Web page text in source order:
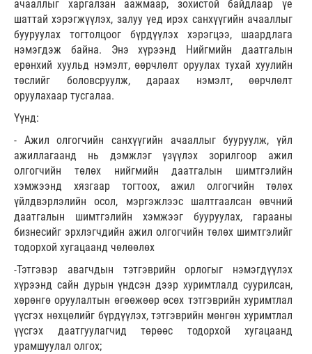
ачааллыг харгалзан аажмаар, зохистой байдлаар үе
шаттай хэрэгжүүлэх, залуу үед ирэх санхүүгийн ачааллыг
бууруулах тогтолцоог бүрдүүлэх хэрэгцээ, шаардлага
нэмэгдэж байна. Энэ хүрээнд Нийгмийн даатгалын
ерөнхий хуульд нэмэлт, өөрчлөлт оруулах тухай хуулийн
төслийг боловсруулж, дараах нэмэлт, өөрчлөлт
оруулахаар тусгалаа.
Үүнд:
- Ажил олгогчийн санхүүгийн ачааллыг бууруулж, үйл
ажиллагаанд нь дэмжлэг үзүүлэх зорилгоор ажил
олгогчийн төлөх нийгмийн даатгалын шимтгэлийн
хэмжээнд хязгаар тогтоох, ажил олгогчийн төлөх
үйлдвэрлэлийн осол, мэргэжлээс шалтгаалсан өвчний
даатгалын шимтгэлийн хэмжээг бууруулах, гарааны
бизнесийг эрхлэгчдийн ажил олгогчийн төлөх шимтгэлийг
тодорхой хугацаанд чөлөөлөх
-Тэтгэвэр авагчдын тэтгэврийн орлогыг нэмэгдүүлэх
хүрээнд сайн дурын үндсэн дээр хуримтлалд суурилсан,
хөрөнгө оруулалтын өгөөжөөр өсөх тэтгэврийн хуримтлал
үүсгэх нөхцөлийг бүрдүүлэх, тэтгэврийн мөнгөн хуримтлал
үүсгэх даатгуулагчид төрөөс тодорхой хугацаанд
урамшуулал олгох;